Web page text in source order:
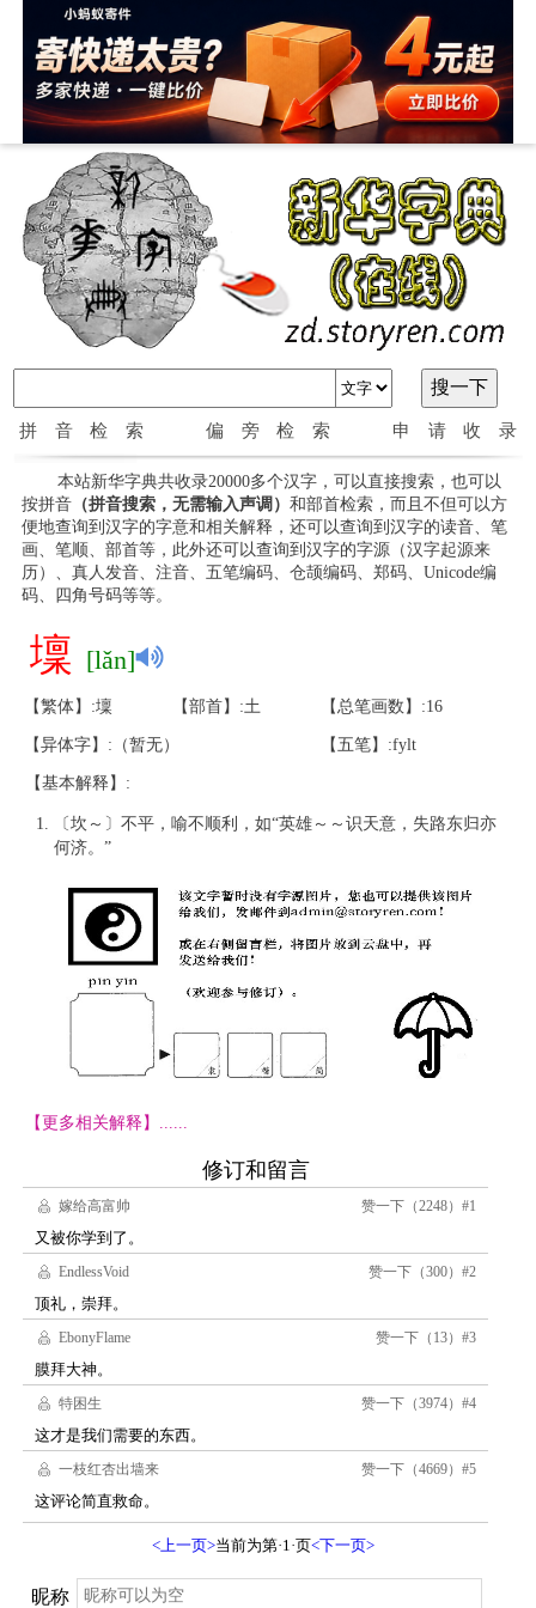
拼音检索 偏旁检索 申请收录
本站新华字典共收录20000多个汉字，可以直接搜索，也可以
按拼音（拼音搜索，无需输入声调） 和部首检索，而且不但可以方
便地查询到汉字的字意和相关解释，还可以查询到汉字的读音、笔
画、笔顺、部首等，此外还可以查询到汉字的字源（汉字起源来
历）、真人发音、注音、五笔编码、仓颉编码、郑码、Unicode编
码、四角号码等等。
壈 [lǎn]
【繁体】:壈 【部首】:土 【总笔画数】:16
【异体字】:（暂无） 【五笔】:fylt
【基本解释】:
〔坎～〕不平，喻不顺利，如“英雄～～识天意，失路东归亦
何济。”
【更多相关解释】......